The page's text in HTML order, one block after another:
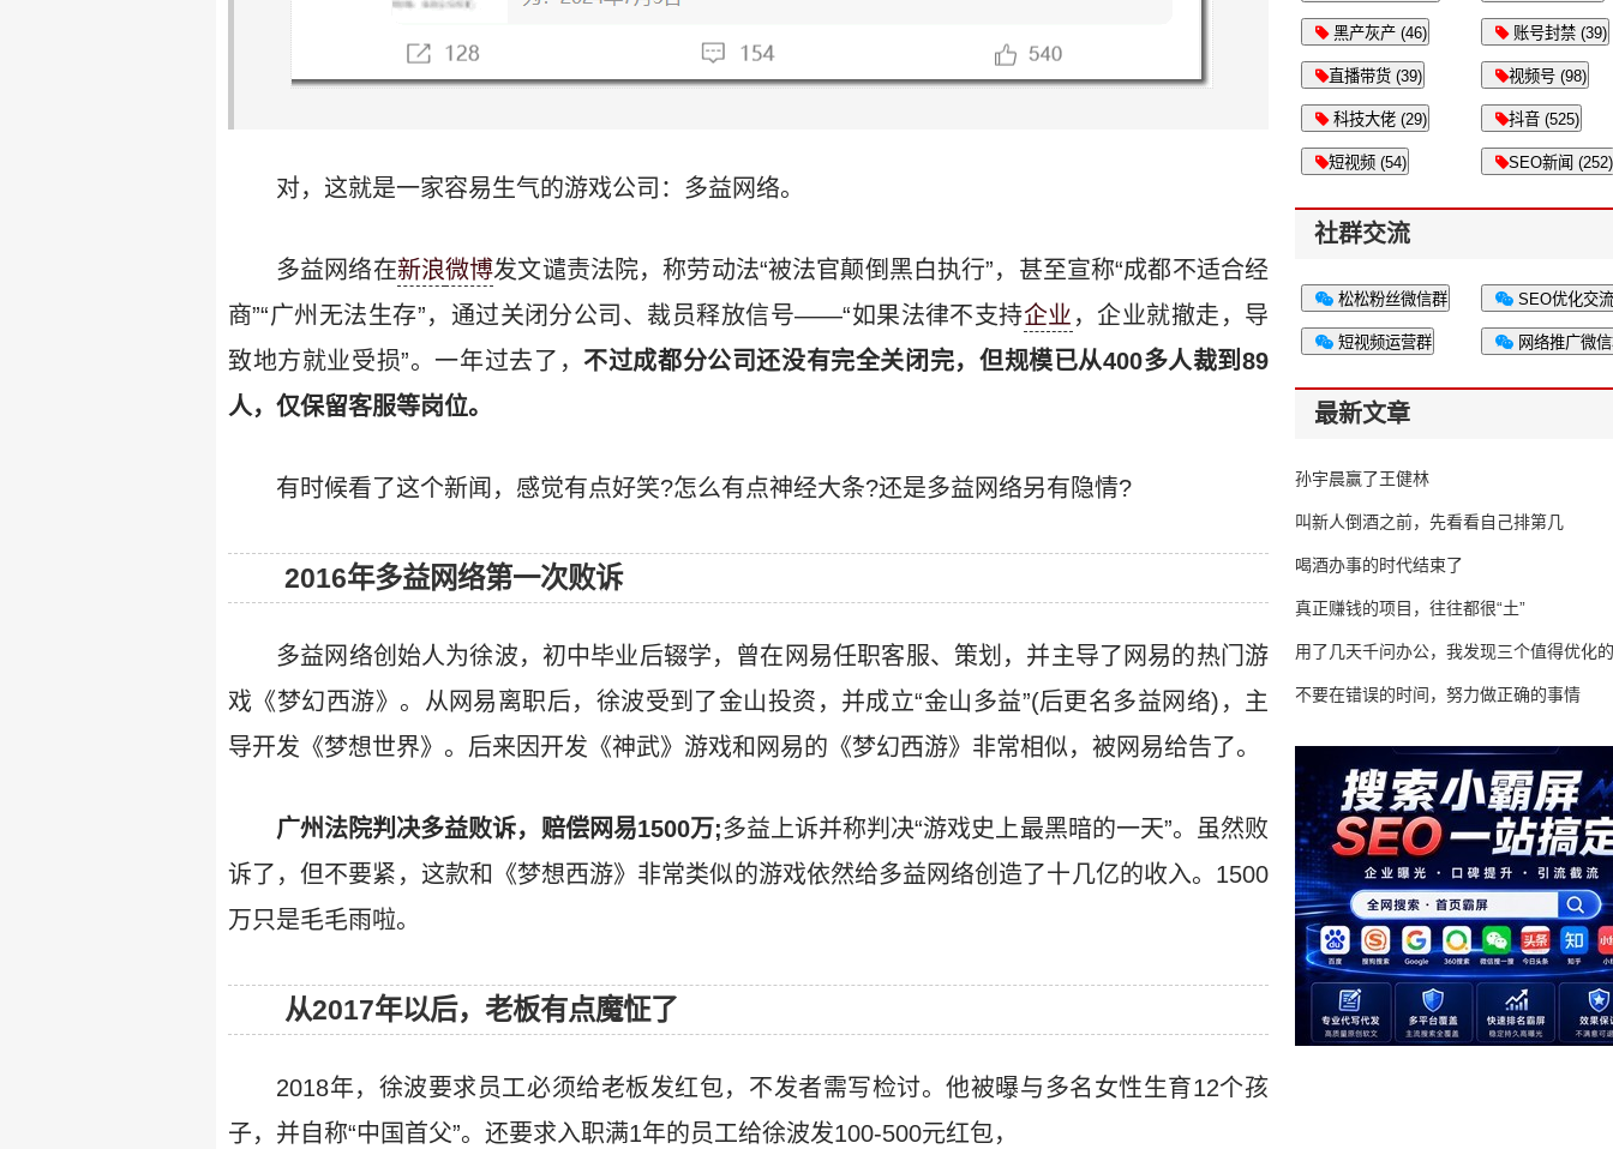
对，这就是一家容易生气的游戏公司：多益网络。
多益网络在新浪微博发文谴责法院，称劳动法“被法官颠倒黑白执行”，甚至宣称“成都不适合经
商”“广州无法生存”，通过关闭分公司、裁员释放信号——“如果法律不支持企业 ，企业就撤走，导
致地方就业受损”。一年过去了，不过成都分公司还没有完全关闭完，但规模已从400多人裁到89
人，仅保留客服等岗位。
有时候看了这个新闻，感觉有点好笑?怎么有点神经大条?还是多益网络另有隐情?
2016年多益网络第一次败诉
多益网络创始人为徐波，初中毕业后辍学，曾在网易任职客服、策划，并主导了网易的热门游
戏《梦幻西游》。从网易离职后，徐波受到了金山投资，并成立“金山多益”(后更名多益网络)，主
导开发《梦想世界》。后来因开发《神武》游戏和网易的《梦幻西游》非常相似，被网易给告了。
广州法院判决多益败诉，赔偿网易1500万;多益上诉并称判决“游戏史上最黑暗的一天”。虽然败
诉了，但不要紧，这款和《梦想西游》非常类似的游戏依然给多益网络创造了十几亿的收入。1500
万只是毛毛雨啦。
从2017年以后，老板有点魔怔了
2018年，徐波要求员工必须给老板发红包，不发者需写检讨。他被曝与多名女性生育12个孩
子，并自称“中国首父”。还要求入职满1年的员工给徐波发100-500元红包，
黑产灰产 (46) 账号封禁 (39)
直播带货 (39) 视频号 (98)
科技大佬 (29) 抖音 (525)
短视频 (54) SEO新闻 (252)
社群交流
松松粉丝微信群 SEO优化交
短视频运营群 网络推广微
最新文章
孙宇晨赢了王健林
叫新人倒酒之前，先看看自己排第几
喝酒办事的时代结束了
真正赚钱的项目，往往都很“土”
用了几天千问办公，我发现三个值得优化
不要在错误的时间，努力做正确的事情